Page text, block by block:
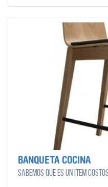
BANQUETA COCINA